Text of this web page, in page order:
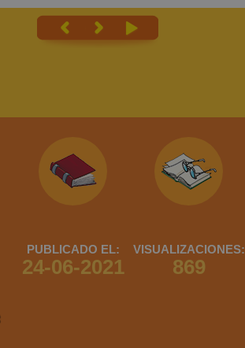
PUBLICADO EL:
24-06-2021
VISUALIZACIONES:
869